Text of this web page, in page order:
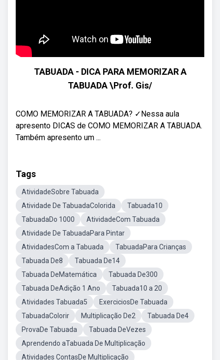
TABUADA - DICA PARA MEMORIZAR A
TABUADA \Prof. Gis/
COMO MEMORIZAR A TABUADA? ✓Nessa aula
apresento DICAS de COMO MEMORIZAR A TABUADA.
Também apresento um ...
Tags
AtividadeSobre Tabuada
Atividade De TabuadaColorida
Tabuada10
TabuadaDo 1000
AtividadeCom Tabuada
Atividade De TabuadaPara Pintar
AtividadesCom a Tabuada
TabuadaPara Crianças
Tabuada De8
Tabuada De14
Tabuada DeMatemática
Tabuada De300
Tabuada DeAdição 1 Ano
Tabuada10 a 20
Atividades Tabuada5
ExerciciosDe Tabuada
TabuadaColorir
Multiplicação De2
Tabuada De4
ProvaDe Tabuada
Tabuada DeVezes
Aprendendo aTabuada De Multiplicação
Atividades ContasDe Multiplicação